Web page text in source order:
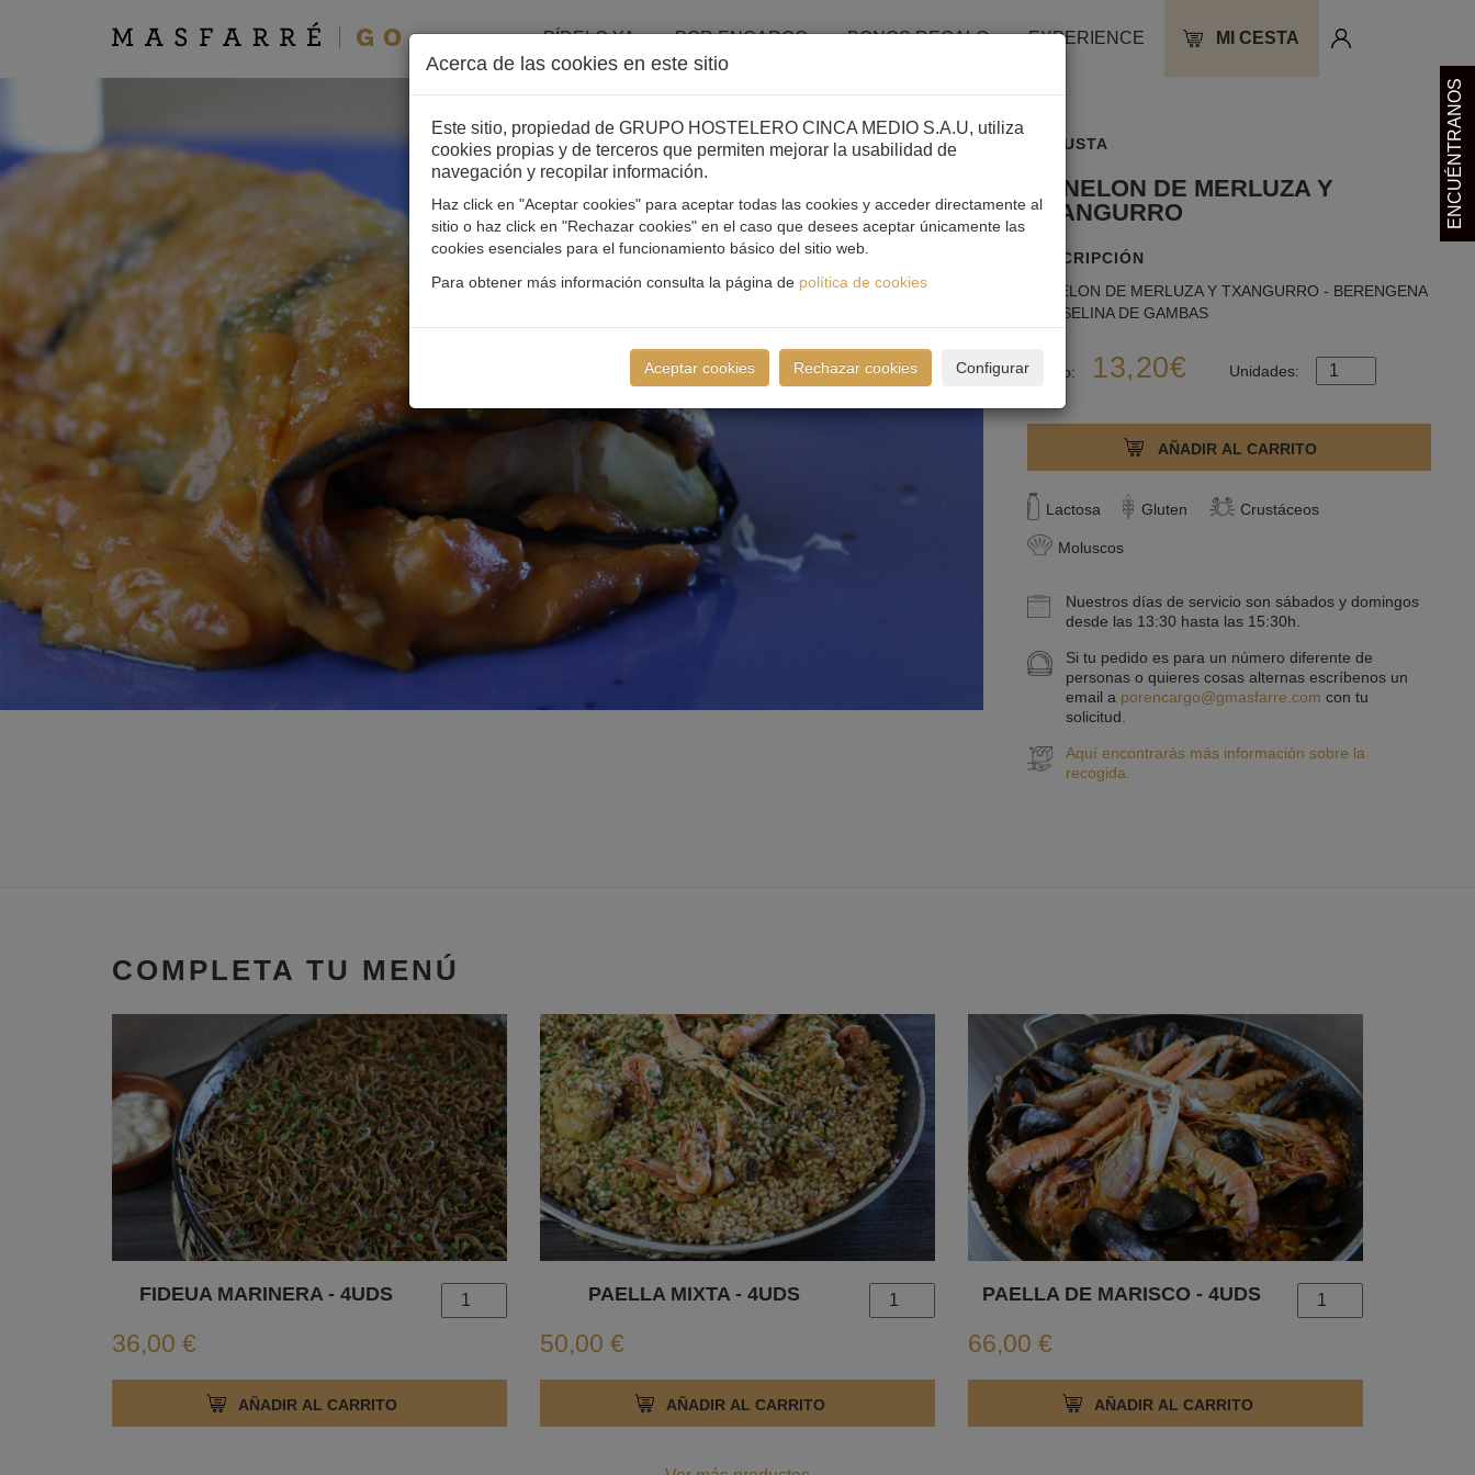
ENCUÉNTRANOS
PÍDELO YA POR ENCARGO BONOS REGALO EXPERIENCE MI CESTA
DEGUSTA
CANELON DE MERLUZA Y
TXANGURRO
DESCRIPCIÓN
CANELON DE MERLUZA Y TXANGURRO - BERENGENA
- MUSELINA DE GAMBAS
Precio: 13,20€ Unidades:
Lactosa Gluten Crustáceos
Moluscos
Nuestros días de servicio son sábados y domingos
desde las 13:30 hasta las 15:30h.
Si tu pedido es para un número diferente de
personas o quieres cosas alternas escríbenos un
email a porencargo@gmasfarre.com con tu
solicitud.
Aquí encontrarás más información sobre la
recogida.
COMPLETA TU MENÚ
FIDEUA MARINERA - 4UDS
36,00 €
PAELLA MIXTA - 4UDS
50,00 €
PAELLA DE MARISCO - 4UDS
66,00 €
Acerca de las cookies en este sitio
Este sitio, propiedad de GRUPO HOSTELERO CINCA MEDIO S.A.U, utiliza
cookies propias y de terceros que permiten mejorar la usabilidad de
navegación y recopilar información.
Haz click en "Aceptar cookies" para aceptar todas las cookies y acceder directamente al
sitio o haz click en "Rechazar cookies" en el caso que desees aceptar únicamente las
cookies esenciales para el funcionamiento básico del sitio web.
Para obtener más información consulta la página de política de cookies
Aceptar cookies Rechazar cookies Configurar